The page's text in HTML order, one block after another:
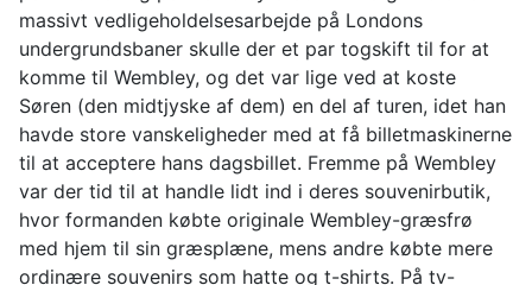
massivt vedligeholdelsesarbejde på Londons
undergrundsbaner skulle der et par togskift til for at
komme til Wembley, og det var lige ved at koste
Søren (den midtjyske af dem) en del af turen, idet han
havde store vanskeligheder med at få billetmaskinerne
til at acceptere hans dagsbillet. Fremme på Wembley
var der tid til at handle lidt ind i deres souvenirbutik,
hvor formanden købte originale Wembley-græsfrø
med hjem til sin græsplæne, mens andre købte mere
ordinære souvenirs som hatte og t-shirts. På tv-